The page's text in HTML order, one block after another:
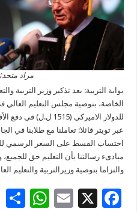
مراد
بوابة التربية: بعد تذكير وزير التربية
الخاصة، بتوصية مجلس التعليم
للدولار الاميركي
عبر تويتر قائلا: تعاملنا مع طلابنا في
مبادىء رسالتنا بأن التعليم حق
والتزاما بتوصية وزيرالتربية والتعليم
F
X
E
W